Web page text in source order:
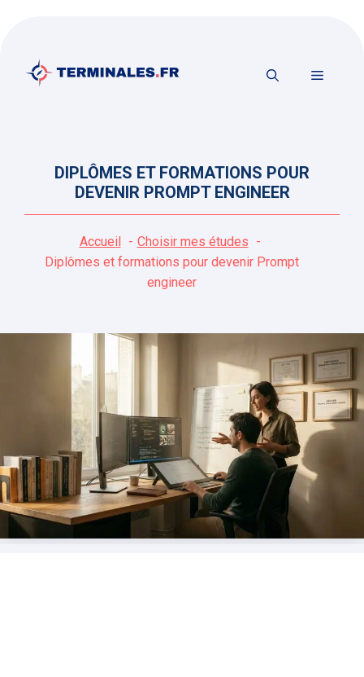
contenu
MENU
DIPLÔMES ET FORMATIONS POUR
DEVENIR PROMPT ENGINEER
Accueil
Choisir mes études
Diplômes et formations pour devenir Prompt
engineer